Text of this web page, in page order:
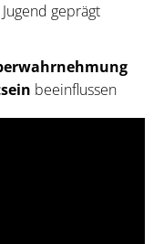
geprägt
beeinflussen